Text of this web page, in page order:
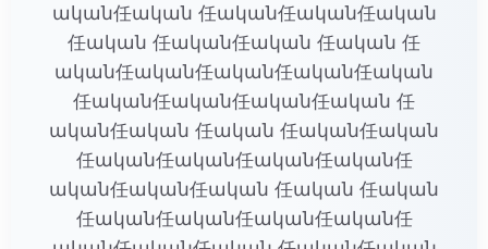
ական任ական 任ական任ական任ական
任ական 任ական任ական 任ական 任
ական任ական任ական任ական任ական
任ական任ական任ական任ական 任
ական任ական 任ական 任ական任ական
任ական任ական任ական任ական任
ական任ական任ական 任ական 任ական
任ական任ական任ական任ական任